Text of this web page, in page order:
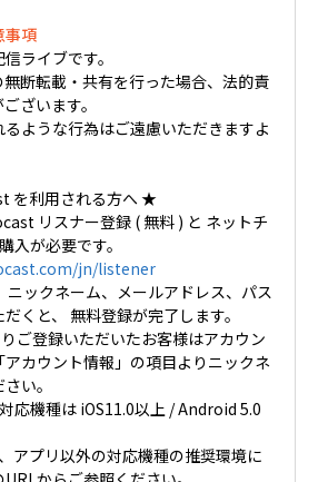
事項
ライブです。
断転載・共有を行った場合、法的責
ざいます。
ような行為はご遠慮いただきますよ
を利用される方へ ★
リスナー登録 ( 無料 ) と ネットチ
入が必要です。
jn/listener
ニックネーム、メールアドレス、パス
くと、 無料登録が完了します。
ご登録いただいたお客様はアカウン
アカウント情報」の項目よりニックネ
い。
応機種は iOS11.0以上 / Android 5.0
アプリ以外の対応機種の推奨環境に